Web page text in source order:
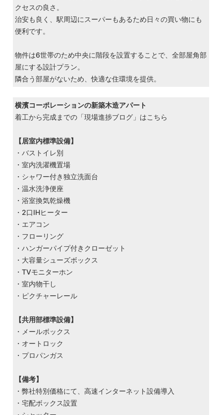
クセスの良さ。
治安も良く、駅周辺にスーパーもあるため日々の買い物にも
便利です。
物件は6世帯のため中央に階段を設置することで、全部屋角部
屋にする設計プラン。
隣合う部屋がないため、快適な住環境を提供。
横濱コーポレーションの新築木造アパート
着工から完成までの「現場進捗ブログ」はこちら
【居室内標準設備】
・バストイレ別
・室内洗濯機置場
・シャワー付き独立洗面台
・温水洗浄便座
・浴室換気乾燥機
・2口IHヒーター
・エアコン
・フローリング
・ハンガーパイプ付きクローゼット
・大容量シューズボックス
・TVモニターホン
・室内物干し
・ピクチャーレール
【共用部標準設備】
・メールボックス
・オートロック
・プロパンガス
【備考】
・弊社特別価格にて、高速インターネット設備導入
・宅配ボックス設置